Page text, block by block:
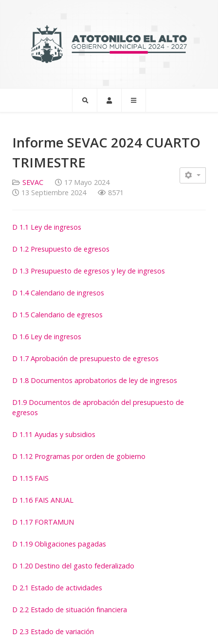
Informe SEVAC 2024 CUARTO
TRIMESTRE
SEVAC
17 Mayo 2024
13 Septiembre 2024
8571
D 1.1 Ley de ingresos
D 1.2 Presupuesto de egresos
D 1.3 Presupuesto de egresos y ley de ingresos
D 1.4 Calendario de ingresos
D 1.5 Calendario de egresos
D 1.6 Ley de ingresos
D 1.7 Aprobación de presupuesto de egresos
D 1.8 Documentos aprobatorios de ley de ingresos
D1.9 Documentos de aprobación del presupuesto de
egresos
D 1.11 Ayudas y subsidios
D 1.12 Programas por orden de gobierno
D 1.15 FAIS
D 1.16 FAIS ANUAL
D 1.17 FORTAMUN
D 1.19 Obligaciones pagadas
D 1.20 Destino del gasto federalizado
D 2.1 Estado de actividades
D 2.2 Estado de situación financiera
D 2.3 Estado de variación